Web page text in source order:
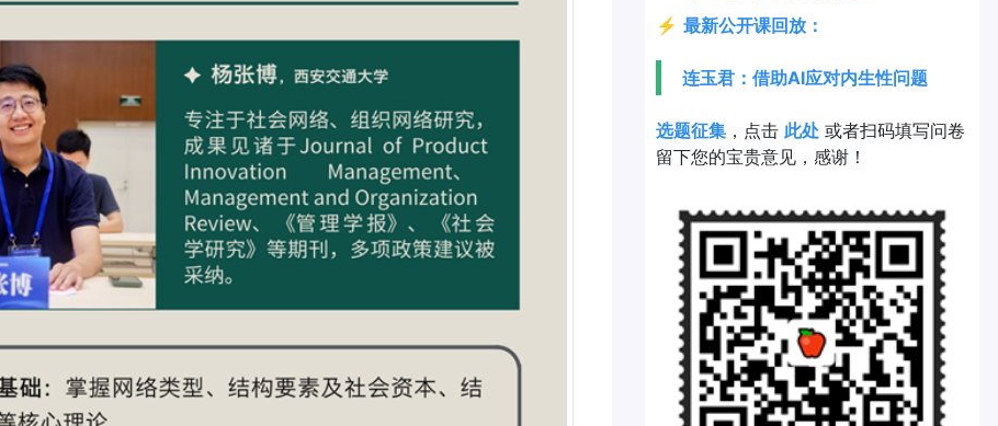
⚡ 最新公开课回放：
连玉君：借助AI应对内生性问题
选题征集 ，点击 此处 或者扫码填写问卷
留下您的宝贵意见，感谢！